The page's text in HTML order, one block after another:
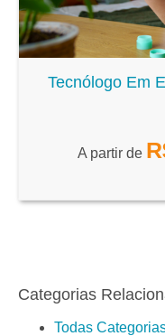
Tecnólogo Em
A partir de
Categorias
Todas